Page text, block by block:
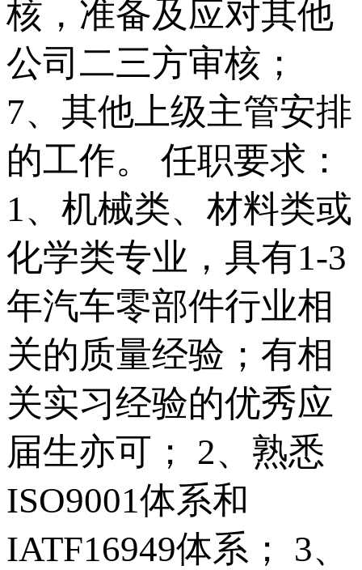
核，准备及应对其他
公司二三方审核；
7、其他上级主管安排
的工作。 任职要求：
1、机械类、材料类或
化学类专业，具有1-3
年汽车零部件行业相
关的质量经验；有相
关实习经验的优秀应
届生亦可； 2、熟悉
ISO9001体系和
IATF16949体系； 3、